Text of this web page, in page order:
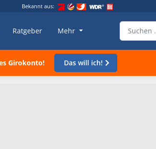
Bekannt aus:
Ratgeber Mehr
Girokonto! Das will ich!